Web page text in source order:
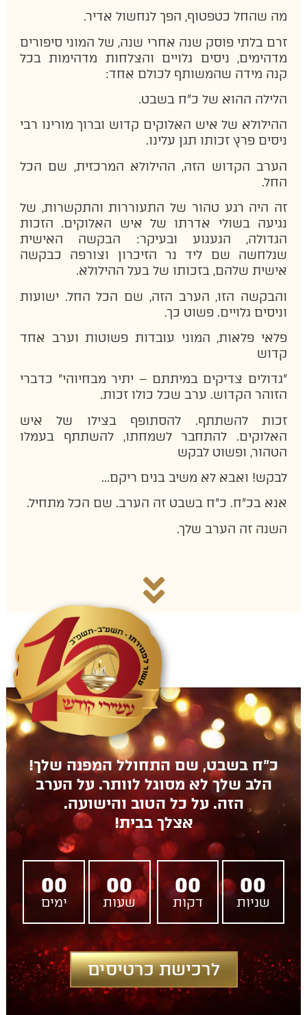
מה שהחל כטפטוף, הפך לנחשול אדיר.
זרם בלתי פוסק שנה אחרי שנה, של המוני סיפורים
מדהימים, ניסים גלויים והצלחות מדהימות בכל
קנה מידה שהמשותף לכולם אחד:
הלילה ההוא של כ"ח בשבט.
ההילולא של איש האלוקים קדוש וברוך מורינו רבי
ניסים פרץ זכותו תגן עלינו.
הערב הקדוש הזה, ההילולא המרכזית, שם הכל
החל.
זה היה רגע טהור של התעוררות והתקשרות, של
נגיעה בשולי אדרתו של איש האלוקים. הזכות
הגדולה, הגעגוע ובעיקר: הבקשה האישית
שנלחשה שם ליד נר הזיכרון וצורפה כבקשה
אישית שלהם, בזכותו של בעל ההילולא.
והבקשה הזו, הערב הזה, שם הכל החל. ישועות
וניסים גלויים. פשוט כך.
פלאי פלאות, המוני עובדות פשוטות וערב אחד
קדוש
"גדולים צדיקים במיתתם – יתיר מבחיוהי" כדברי
הזוהר הקדוש. ערב שכל כולו זכות.
זכות להשתתף. להסתופף בצילו של איש
האלוקים. להתחבר לשמחתו, להשתתף בעמלו
הטהור, ופשוט לבקש
לבקש! ואבא לא משיב בנים ריקם…
אנא בכ"ח. כ"ח בשבט זה הערב. שם הכל מתחיל.
השנה זה הערב שלך.
כ"ח בשבט, שם התחולל המפנה שלך!
הלב שלך לא מסוגל לוותר. על הערב
הזה. על כל הטוב והישועה.
אצלך בבית!
00
ימים
00
שעות
00
דקות
00
שניות
לרכישת כרטיסים